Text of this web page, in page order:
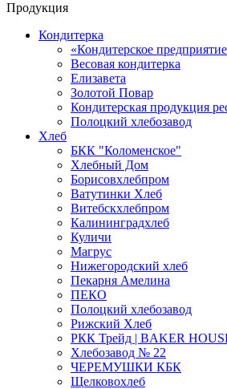
Продукция
Кондитерка
«Кондитерское
Весовая кондитерка
Елизавета
Золотой Повар
Кондитерская продукция
Полоцкий хлебозавод
Хлеб
БКК "Коломенское"
Хлебный Дом
Борисовхлебпром
Ватутинки Хлеб
Витебскхлебпром
Калининградхлеб
Куличи
Магрус
Нижегородский хлеб
Пекарня Амелина
ПЕКО
Полоцкий хлебозавод
Рижский Хлеб
РКК Трейд | BAKER
Хлебозавод № 22
ЧЕРЕМУШКИ КБК
Щелковохлеб